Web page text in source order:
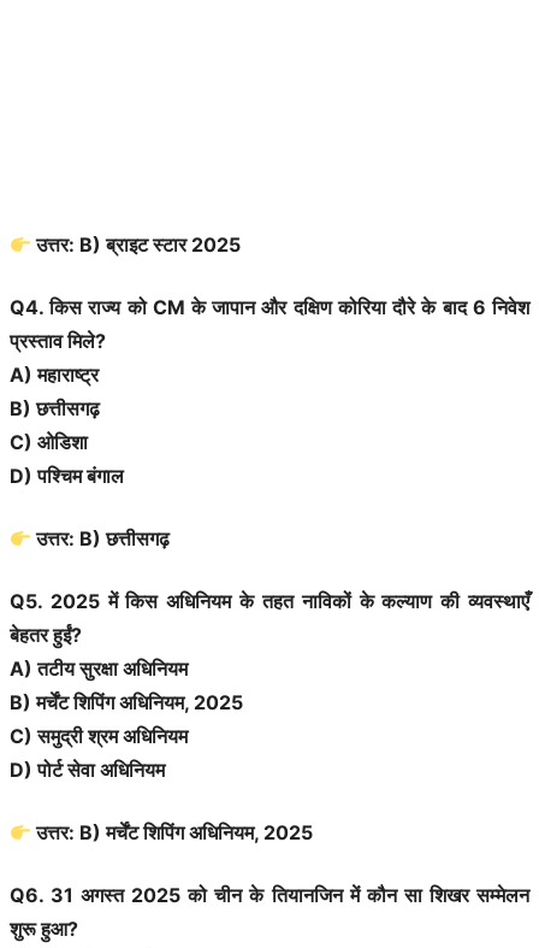
उत्तर: B) ब्राइट स्टार 2025
Q4. किस राज्य को CM के जापान और दक्षिण कोरिया दौरे के बाद 6 निवेश
प्रस्ताव मिले?
A) महाराष्ट्र
B) छत्तीसगढ़
C) ओडिशा
D) पश्चिम बंगाल
उत्तर: B) छत्तीसगढ़
Q5. 2025 में किस अधिनियम के तहत नाविकों के कल्याण की व्यवस्थाएँ
बेहतर हुईं?
A) तटीय सुरक्षा अधिनियम
B) मर्चेंट शिपिंग अधिनियम, 2025
C) समुद्री श्रम अधिनियम
D) पोर्ट सेवा अधिनियम
उत्तर: B) मर्चेंट शिपिंग अधिनियम, 2025
Q6. 31 अगस्त 2025 को चीन के तियानजिन में कौन सा शिखर सम्मेलन
शुरू हुआ?